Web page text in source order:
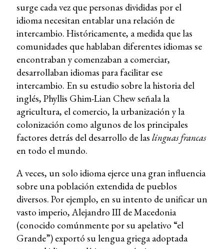
surge cada vez que personas divididas por el
idioma necesitan entablar una relación de
intercambio. Históricamente, a medida que las
comunidades que hablaban diferentes idiomas se
encontraban y comenzaban a comerciar,
desarrollaban idiomas para facilitar ese
intercambio. En su estudio sobre la historia del
inglés, Phyllis Ghim-Lian Chew señala la
agricultura, el comercio, la urbanización y la
colonización como algunos de los principales
factores detrás del desarrollo de las linguas francas
en todo el mundo.
A veces, un solo idioma ejerce una gran influencia
sobre una población extendida de pueblos
diversos. Por ejemplo, en su intento de unificar un
vasto imperio, Alejandro III de Macedonia
(conocido comúnmente por su apelativo “el
Grande”) exportó su lengua griega adoptada